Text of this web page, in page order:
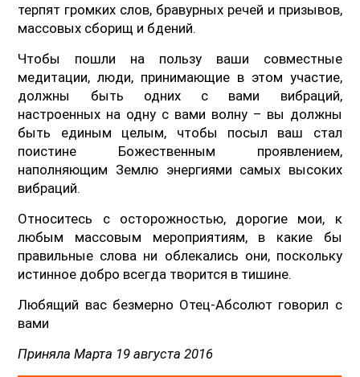
терпят громких слов, бравурных речей и призывов,
массовых сборищ и бдений.
Чтобы пошли на пользу ваши совместные
медитации, люди, принимающие в этом участие,
должны быть одних с вами вибраций,
настроенных на одну с вами волну – вы должны
быть единым целым, чтобы посыл ваш стал
поистине Божественным проявлением,
наполняющим Землю энергиями самых высоких
вибраций.
Относитесь с осторожностью, дорогие мои, к
любым массовым мероприятиям, в какие бы
правильные слова ни облекались они, поскольку
истинное добро всегда творится в тишине.
Любящий вас безмерно Отец-Абсолют говорил с
вами
Приняла Марта 19 августа 2016